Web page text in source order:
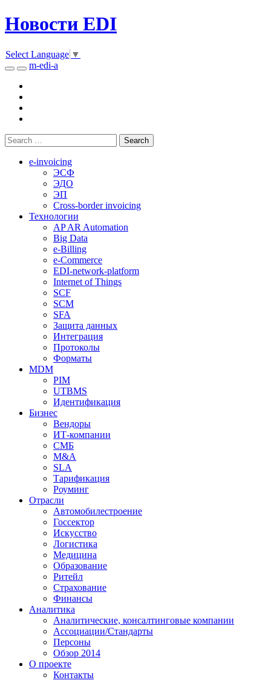
Новости EDI
Select Language ▼
m-edi-a
e-invoicing
ЭСФ
ЭДО
ЭП
Cross-border invoicing
Технологии
AP AR Automation
Big Data
e-Billing
e-Commerce
EDI-network-platform
Internet of Things
SCF
SCM
SFA
Защита данных
Интеграция
Протоколы
Форматы
MDM
PIM
UTBMS
Идентификация
Бизнес
Вендоры
ИТ-компании
СМБ
M&A
SLA
Тарификация
Роуминг
Отрасли
Автомобилестроение
Госсектор
Искусство
Логистика
Медицина
Образование
Ритейл
Страхование
Финансы
Аналитика
Аналитические, консалтинговые компании
Ассоциации/Стандарты
Персоны
Обзор 2014
О проекте
Контакты